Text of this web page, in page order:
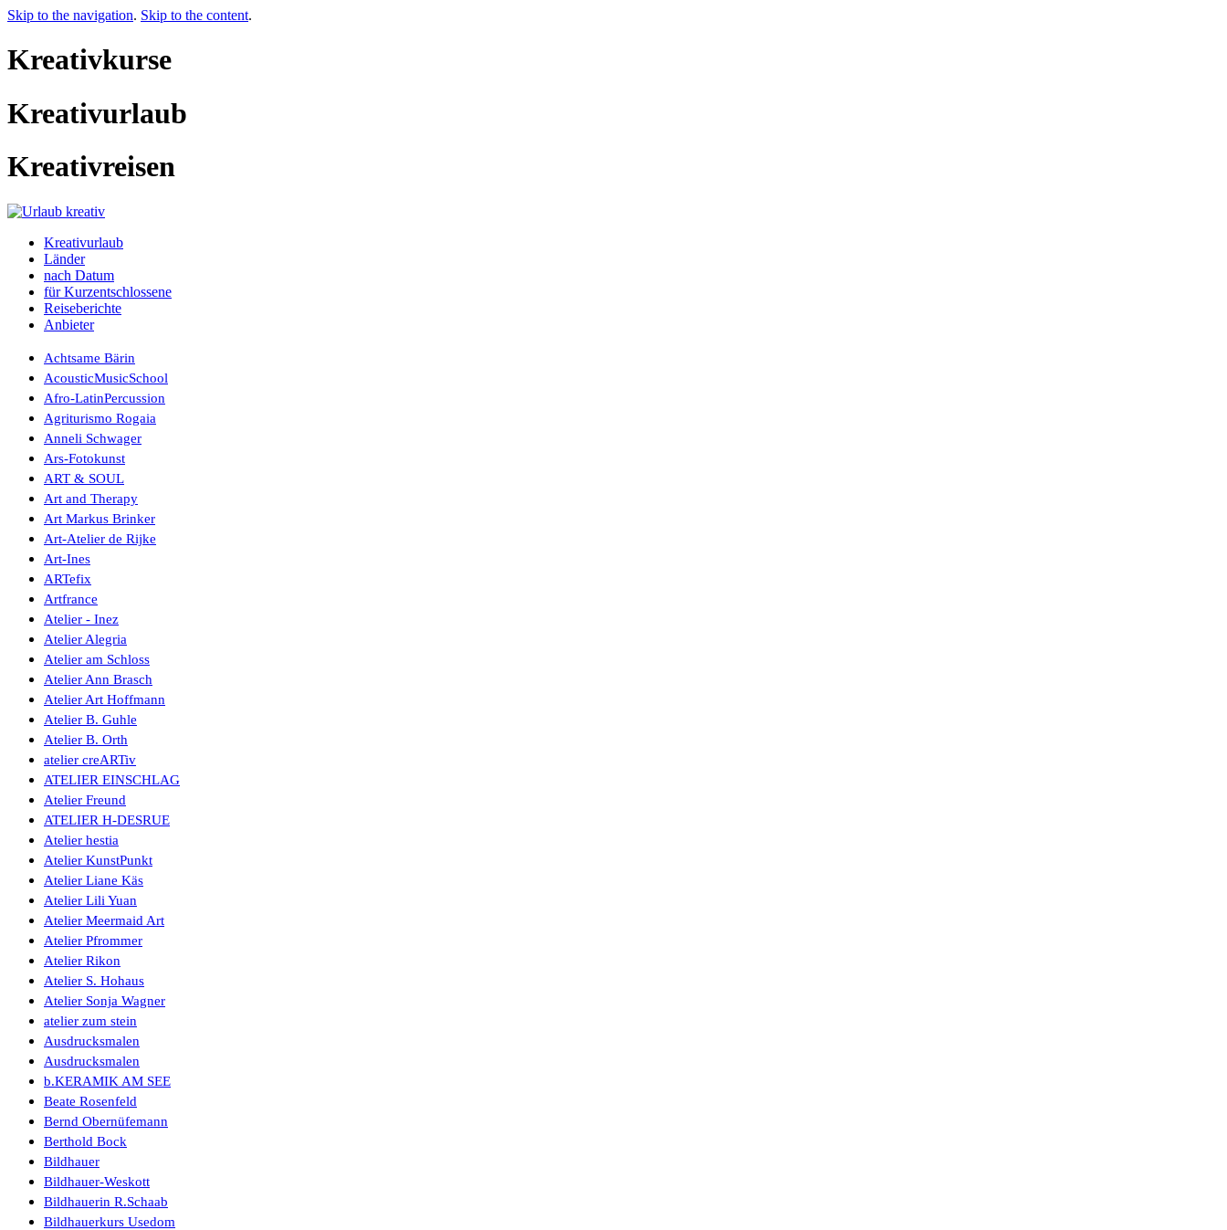
Skip to the navigation. Skip to the content.
Kreativkurse
Kreativurlaub
Kreativreisen
Kreativurlaub
Länder
nach Datum
für Kurzentschlossene
Reiseberichte
Anbieter
Achtsame Bärin
AcousticMusicSchool
Afro-LatinPercussion
Agriturismo Rogaia
Anneli Schwager
Ars-Fotokunst
ART & SOUL
Art and Therapy
Art Markus Brinker
Art-Atelier de Rijke
Art-Ines
ARTefix
Artfrance
Atelier - Inez
Atelier Alegria
Atelier am Schloss
Atelier Ann Brasch
Atelier Art Hoffmann
Atelier B. Guhle
Atelier B. Orth
atelier creARTiv
ATELIER EINSCHLAG
Atelier Freund
ATELIER H-DESRUE
Atelier hestia
Atelier KunstPunkt
Atelier Liane Käs
Atelier Lili Yuan
Atelier Meermaid Art
Atelier Pfrommer
Atelier Rikon
Atelier S. Hohaus
Atelier Sonja Wagner
atelier zum stein
Ausdrucksmalen
Ausdrucksmalen
b.KERAMIK AM SEE
Beate Rosenfeld
Bernd Obernüfemann
Berthold Bock
Bildhauer
Bildhauer-Weskott
Bildhauerin R.Schaab
Bildhauerkurs Usedom